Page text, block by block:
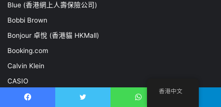
Blue (香港網上人壽保險公司)
Bobbi Brown
Bonjour 卓悅 (香港貓 HKMall)
Booking.com
Calvin Klein
CASIO
CDFP 正德防火
香港中文